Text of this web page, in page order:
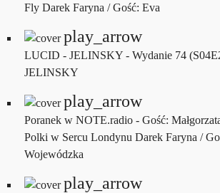
Fly Darek Faryna / Gość: Eva
play_arrow
LUCID - JELINSKY - Wydanie 74
JELINSKY
play_arrow
Poranek w NOTE.radio - Gość:
Polki w Sercu Londynu Darek Faryna /
Wojewódzka
play_arrow